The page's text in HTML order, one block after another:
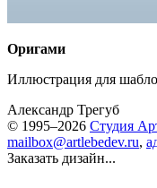
Оригами
Иллюстрация для
Александр Трегуб
© 1995–2026 Студия
mailbox@artlebedev.ru,
Заказать дизайн...